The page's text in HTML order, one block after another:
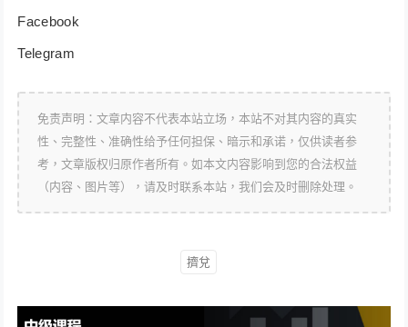
Facebook
Telegram
免责声明：文章内容不代表本站立场，本站不对其内容的真实
性、完整性、准确性给予任何担保、暗示和承诺，仅供读者参
考，文章版权归原作者所有。如本文内容影响到您的合法权益
（内容、图片等），请及时联系本站，我们会及时删除处理。
擠兌